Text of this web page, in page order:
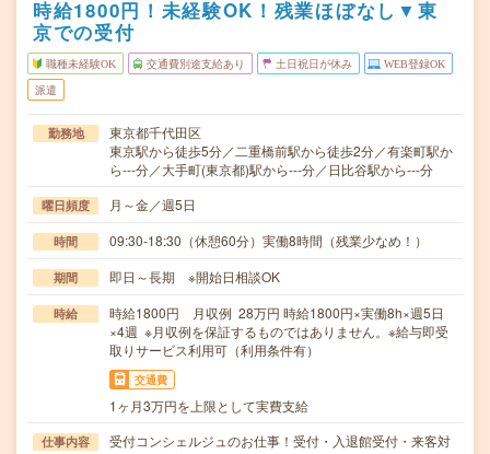
時給1800円！未経験OK！残業ほぼなし▼東
京での受付
職種未経験OK 交通費別途支給あり 土日祝日が休み WEB登録OK
派遣
勤務地
東京都千代田区
東京駅から徒歩5分／二重橋前駅から徒歩2分／有楽町駅か
ら---分／大手町(東京都)駅から---分／日比谷駅から---分
曜日頻度 月～金／週5日
時間 09:30-18:30（休憩60分）実働8時間（残業少なめ！）
期間 即日～長期 ※開始日相談OK
時給
時給1800円 月収例 28万円 時給1800円×実働8h×週5日
×4週 ※月収例を保証するものではありません。※給与即受
取りサービス利用可（利用条件有）
交通費
1ヶ月3万円を上限として実費支給
仕事内容
受付コンシェルジュのお仕事！受付・入退館受付・来客対